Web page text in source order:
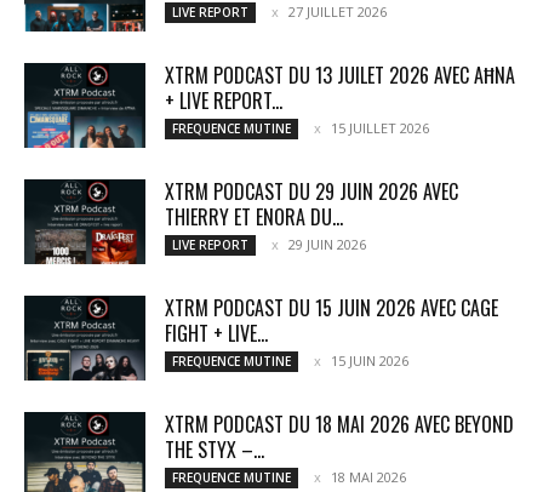
LIVE REPORT 27 JUILLET 2026
XTRM PODCAST DU 13 JUILET 2026 AVEC AĦNA
+ LIVE REPORT...
FREQUENCE MUTINE 15 JUILLET 2026
XTRM PODCAST DU 29 JUIN 2026 AVEC
THIERRY ET ENORA DU...
LIVE REPORT 29 JUIN 2026
XTRM PODCAST DU 15 JUIN 2026 AVEC CAGE
FIGHT + LIVE...
FREQUENCE MUTINE 15 JUIN 2026
XTRM PODCAST DU 18 MAI 2026 AVEC BEYOND
THE STYX –...
FREQUENCE MUTINE 18 MAI 2026